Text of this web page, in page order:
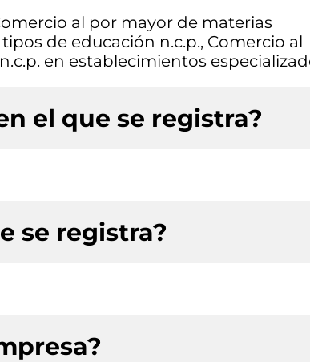
al por mayor de materias
de educación n.c.p., Comercio al
en establecimientos
el que se registra?
se registra?